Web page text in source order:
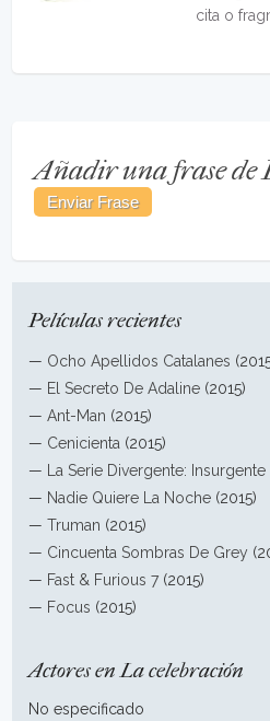
cita o
Añadir una frase de
Películas recientes
— Ocho Apellidos Catalanes
— El Secreto De Adaline (2015)
—Ant-Man (2015)
— Cenicienta (2015)
—
La Serie Divergente: Insurgente
— Nadie Quiere La Noche (2015)
—Truman (2015)
— Cincuenta Sombras De Grey
— Fast & Furious 7 (2015)
— Focus (2015)
Actores en La celebración
No especificado